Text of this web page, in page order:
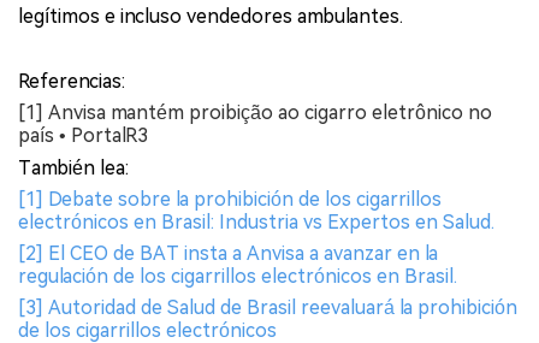
legítimos e incluso vendedores ambulantes.
Referencias:
[1] Anvisa mantém proibição ao cigarro eletrônico no
país • PortalR3
También lea:
[1] Debate sobre la prohibición de los cigarrillos
electrónicos en Brasil: Industria vs Expertos en Salud.
[2] El CEO de BAT insta a Anvisa a avanzar en la
regulación de los cigarrillos electrónicos en Brasil.
[3] Autoridad de Salud de Brasil reevaluará la prohibición
de los cigarrillos electrónicos